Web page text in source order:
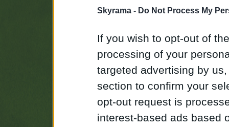
Skyrama - Do Not Process My
If you wish to opt-out of
processing of your
targeted advertising by
section to confirm your
opt-out request is
interest-based ads based